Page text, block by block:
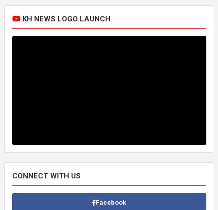
KH NEWS LOGO LAUNCH
CONNECT WITH US
Facebook